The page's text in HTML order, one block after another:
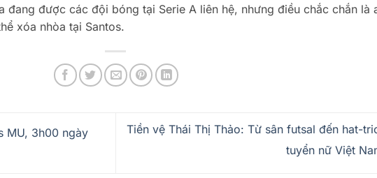
đang được các đội bóng tại Serie A liên hệ, nhưng điều chắc chắn là
xóa nhòa tại Santos.
MU, 3h00 ngày
Tiền vệ Thái Thị Thảo: Từ sân futsal đến hat-
tuyển nữ Việt